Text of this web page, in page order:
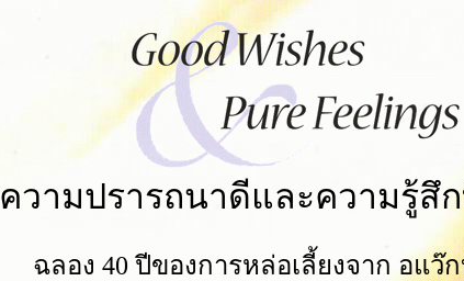
ความปรารถนาดีและความรู้สึ
ฉลอง 40 ปีของการหล่อเลี้ยงจาก อแว๊